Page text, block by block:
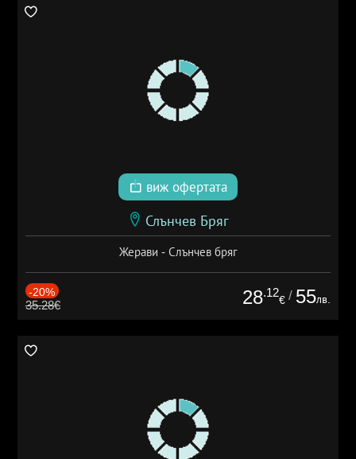
виж офертата
Слънчев Бряг
Жерави - Слънчев бряг
-20%
35.28€ 28.12
€ / 55лв.